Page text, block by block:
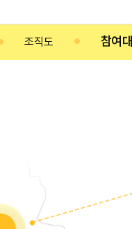
조직도 참여